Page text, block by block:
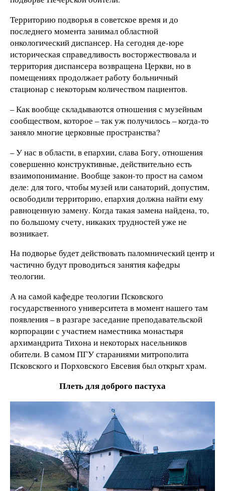
Территорию подворья в советское время и до
последнего момента занимал областной
онкологический диспансер. На сегодня де-юре
историческая справедливость восторжествовала и
территория диспансера возвращена Церкви, но в
помещениях продолжает работу больничный
стационар с некоторым количеством пациентов.
– Как вообще складываются отношения с музейным
сообществом, которое – так уж получилось – когда-то
заняло многие церковные пространства?
– У нас в области, в епархии, слава Богу, отношения
совершенно конструктивные, действительно есть
взаимопонимание. Вообще закон-то прост на самом
деле: для того, чтобы музей или санаторий, допустим,
освободили территорию, епархия должна найти ему
равноценную замену. Когда такая замена найдена, то,
по большому счету, никаких трудностей уже не
возникает.
На подворье будет действовать паломнический центр и
частично будут проводиться занятия кафедры
теологии.
А на самой кафедре теологии Псковского
государственного университета в момент нашего там
появления – в разгаре заседание преподавательской
корпорации с участием наместника монастыря
архимандрита Тихона и некоторых насельников
обители. В самом ПГУ стараниями митрополита
Псковского и Порховского Евсевия был открыт храм.
Плеть для доброго пастуха